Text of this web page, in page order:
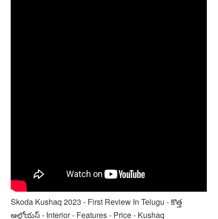
Skoda Kushaq 2023 - First Review In Telugu - కొత్త
ఆల్లోయస్ - Interior - Features - Price - Kushaq